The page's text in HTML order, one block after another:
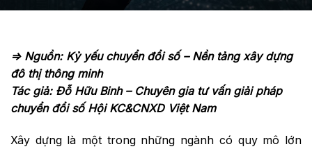
=> Nguồn: Kỷ yếu chuyển đổi số – Nền tảng xây dựng
đô thị thông minh
Tác giả: Đỗ Hữu Binh – Chuyên gia tư vấn giải pháp
chuyển đổi số Hội KC&CNXD Việt Nam
Xây dựng là một trong những ngành có quy mô lớn